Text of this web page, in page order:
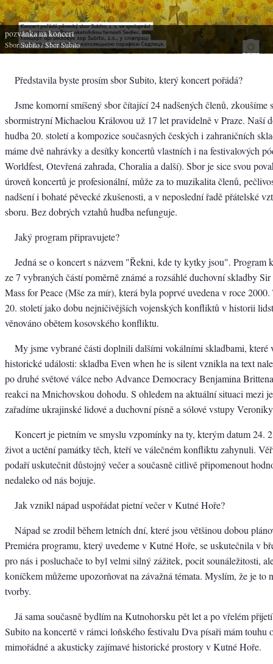
pozvánka na koncert
Sbor Subito/ Sbor Subito
Představila byste prosím sbor Subito, který koncert pořádá?
Jsme komorní smíšený sbor čítající 24 nadšených členů, zkoušíme
sbormistryní Michaelou Královou už 17 let pravidelně v Praze. Naší
hudba 20. století a kompozice současných českých i zahraničních
máme dvě nahrávky a desítky koncertů vlastních i na festivalových
Worldfest, Otevřená zahrada, Choralia a další). Sbor je sice svou
úroveň koncertů je profesionální, může za to muzikalita členů,
nadšení i bohaté pěvecké zkušenosti, a v neposlední řadě přátelské
sboru. Bez dobrých vztahů hudba nefunguje.
Jaký program připravujete?
Jedná se o koncert s názvem "Řekni, kde ty kytky jsou". Program
ze 7 vybraných částí poměrně známé a rozsáhlé duchovní skladby
Mass for Peace (Mše za mír), která byla poprvé uvedena v roce
20. století jako dobu nejničivějších vojenských konfliktů v historii
věnováno obětem kosovského konfliktu.
My jsme vybrané části doplnili dalšími vokálními skladbami,
historické události: skladba Even when he is silent vznikla na text
po druhé světové válce nebo Advance Democracy Benjamina
reakci na Mnichovskou dohodu. S ohledem na aktuální situaci mezi
zařadíme ukrajinské lidové a duchovní písně a sólové vstupy
Koncert je pietním ve smyslu vzpomínky na ty, kterým datum 24.
život a uctění památky těch, kteří ve válečném konfliktu zahynuli.
podaří uskutečnit důstojný večer a současně citlivě připomenout
nedaleko od nás bojuje.
Jak vznikl nápad uspořádat pietní večer v Kutné Hoře?
Nápad se zrodil během letních dní, které jsou většinou dobou
Premiéra programu, který uvedeme v Kutné Hoře, se uskutečnila v
pro nás i posluchače to byl velmi silný zážitek, pocit sounáležitosti,
koníčkem můžeme upozorňovat na závažná témata. Myslím, že je to
tvorby.
Já sama současně bydlím na Kutnohorsku pět let a po vřelém
Subito na koncertě v rámci loňského festivalu Dva písaři mám touhu
mimořádné a akusticky zajímavé historické prostory v Kutné Hoře.